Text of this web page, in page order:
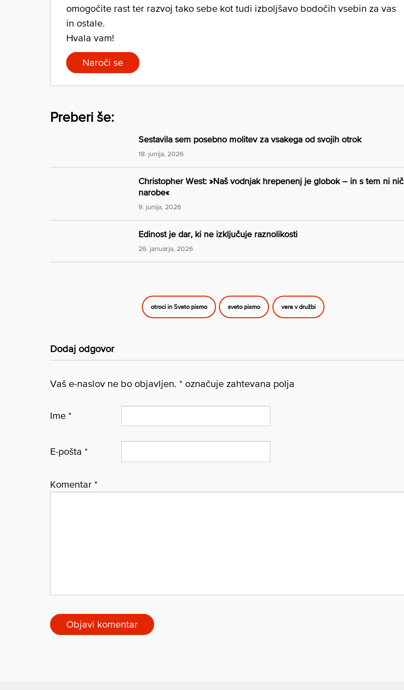
omogočite rast ter razvoj tako sebe kot tudi izboljšavo bodočih vsebin za vas
in ostale.
Hvala vam!
Naroči se
Preberi še:
Sestavila sem posebno molitev za vsakega od svojih otrok
18. junija, 2026
Christopher West: »Naš vodnjak hrepenenj je globok – in s tem ni nič
narobe«
9. junija, 2026
Edinost je dar, ki ne izključuje raznolikosti
26. januarja, 2026
otroci in Sveto pismo sveto pismo vera v družbi
Dodaj odgovor
Vaš e-naslov ne bo objavljen. * označuje zahtevana polja
Ime *
E-pošta *
Komentar *